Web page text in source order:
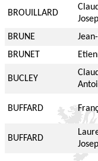
BROUILLARD
BRUNE
BRUNET
BUCLEY
BUFFARD
BUFFARD